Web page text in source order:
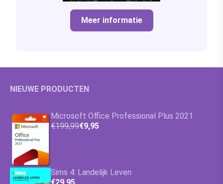
Meer informatie
NIEUWE PRODUCTEN
Microsoft Office Professional Plus 2021
€199,99€9,95
Sims 4: Landelijk Leven